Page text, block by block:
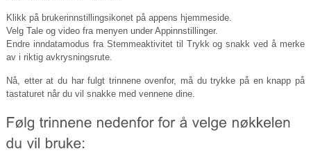
Klikk på brukerinnstillingsikonet på appens hjemmeside.
Velg Tale og video fra menyen under Appinnstillinger.
Endre inndatamodus fra Stemmeaktivitet til Trykk og snakk ved å merke
av i riktig avkrysningsrute.
Nå, etter at du har fulgt trinnene ovenfor, må du trykke på en knapp på
tastaturet når du vil snakke med vennene dine.